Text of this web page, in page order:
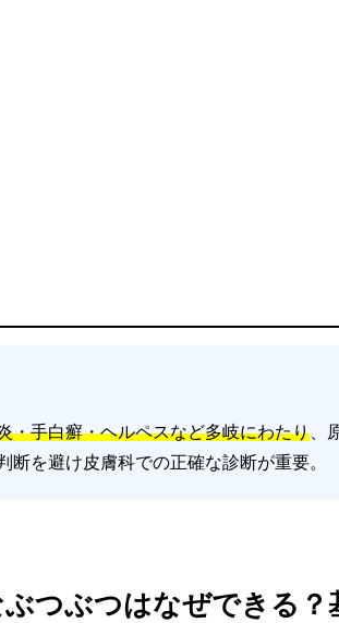
・手白癬・ヘルペスなど多岐にわたり 、
断を避け皮膚科での正確な診断が重要。
つぶつはなぜできる？